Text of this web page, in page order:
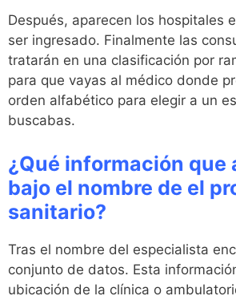
Después, aparecen los hospitales
ser ingresado. Finalmente las
tratarán en una clasificación por
para que vayas al médico donde
orden alfabético para elegir a un
buscabas.
¿Qué información que
bajo el nombre de el
sanitario?
Tras el nombre del especialista
conjunto de datos. Esta
ubicación de la clínica o